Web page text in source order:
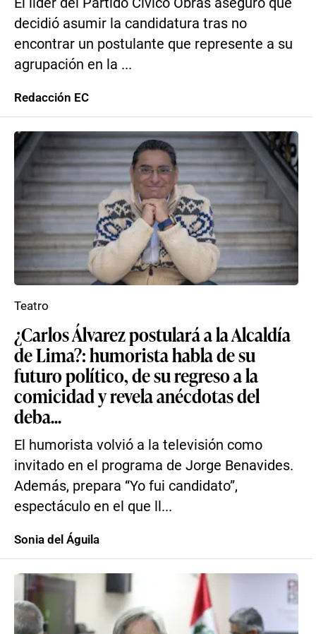
decidió asumir la candidatura tras no
encontrar un postulante que represente a su
agrupación en la ...
Redacción EC
¿Carlos Álvarez postulará a la Alcaldía
de Lima?: humorista habla de su
futuro político, de su regreso a la
comicidad y revela anécdotas del
deba...
El humorista volvió a la televisión como
invitado en el programa de Jorge Benavides.
Además, prepara “Yo fui candidato”,
espectáculo en el que ll...
Teatro
Sonia del Águila